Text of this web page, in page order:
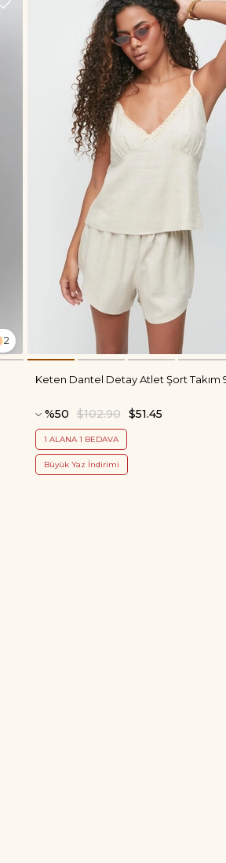
2
Keten Dantel Detay Atlet Şort Takım
%50 $51.45
$102.90
1 ALANA 1 BEDAVA
Büyük Yaz İndirimi